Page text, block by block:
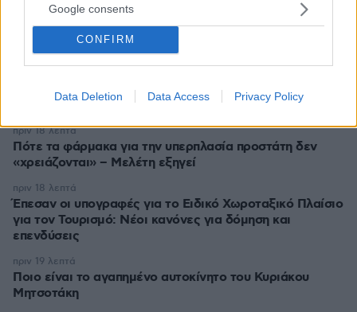
Google consents
CONFIRM
Data Deletion Data Access Privacy Policy
Αθήνα-Αρβανίτσα-Αντίκυρα: Ένα καλοκαιρινό road trip
από το βουνό στη θάλασσα
πριν 13 λεπτά
Greek Goddess Beauty: Η τάση ομορφιάς που μας κάνει
να θέλουμε να μοιάζουμε με σύγχρονη Ελληνίδα θεά
Πότε τα φάρμακα για την υπερπλασία προστάτη δεν
«χρειάζονται» – Μελέτη εξηγεί
πριν 18 λεπτά
Έπεσαν οι υπογραφές για το Ειδικό Χωροταξικό Πλαίσιο
για τον Τουρισμό: Νέοι κανόνες για δόμηση και
επενδύσεις
πριν 18 λεπτά
Ποιο είναι το αγαπημένο αυτοκίνητο του Κυριάκου
Μητσοτάκη
πριν 19 λεπτά